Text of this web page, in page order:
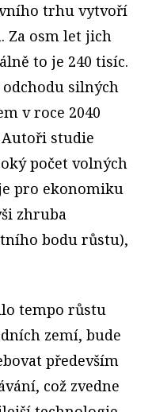
trhu vytvoří
Za osm let jich
to je 240 tisíc.
silných
v roce 2040
Autoři studie
počet volných
pro ekonomiku
zhruba
bodu růstu),
tempo růstu
zemí, bude
především
což zvedne